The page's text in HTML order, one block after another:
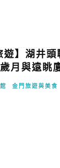
遊】湖井
月與遠眺
金門旅遊與美食